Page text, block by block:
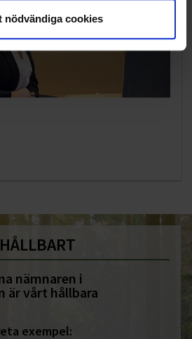
nödvändiga cookies
nämnaren i
är vårt hållbara
exempel: